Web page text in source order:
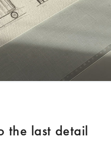
the last detail